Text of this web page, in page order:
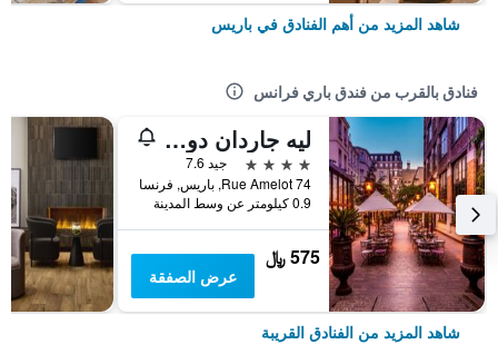
شاهد المزيد من أهم الفنادق في باريس
فنادق بالقرب من فندق باري فرانس
ليه جاردان دو ماريه
4 نجوم
جيد 7.6
74 Rue Amelot, باريس, فرنسا
0.9 كيلومتر عن وسط المدينة
575 ﷼
عرض الصفقة
شاهد المزيد من الفنادق القريبة